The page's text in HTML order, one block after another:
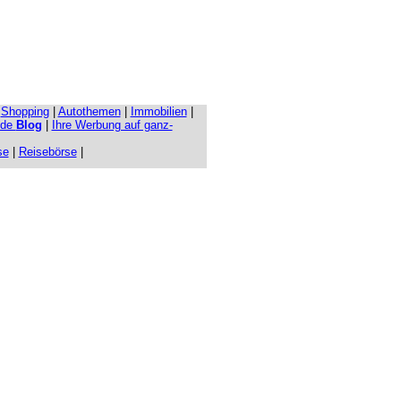
Shopping Autothemen Immobilien
Blog
Ihre Werbung auf ganz-
| Reisebörse|